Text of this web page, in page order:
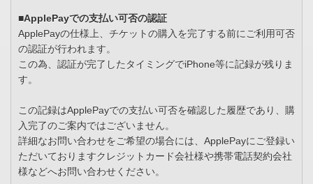
■ApplePayでの支払い可否の認証
ApplePayの仕様上、チケットの購入を完了する前にご利用可否
の認証が行われます。
この為、認証が完了したタイミングでiPhone等に記録が残りま
す。
この記録はApplePayでの支払い可否を確認した履歴であり、購
入完了のご案内ではございません。
詳細なお問い合わせをご希望の場合には、ApplePayにご登録い
ただいておりますクレジットカード会社様や携帯電話契約会社
様などへお問い合わせください。